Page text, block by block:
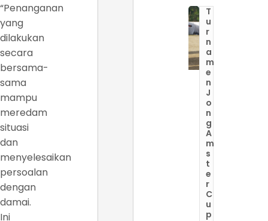
“Penanganan
yang
dilakukan
secara
bersama-
sama
mampu
meredam
situasi
dan
menyelesaikan
persoalan
dengan
damai.
Ini
T
u
r
n
a
m
e
n
J
o
n
g
A
m
s
t
e
r
C
u
p